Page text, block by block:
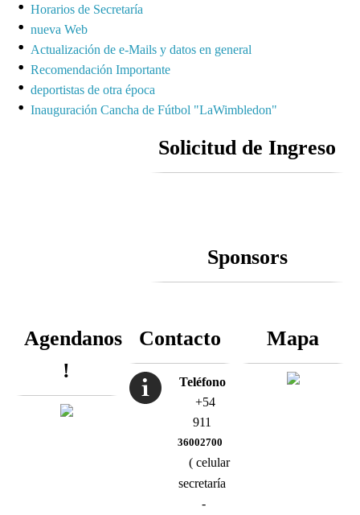
Horarios de Secretaría
nueva Web
Actualización de e-Mails y datos en general
Recomendación Importante
deportistas de otra época
Inauguración Cancha de Fútbol "LaWimbledon"
Solicitud de Ingreso
Sponsors
Agendanos
!
Contacto
Teléfono
+54
911
36002700
( celular
secretaría
-
Mapa